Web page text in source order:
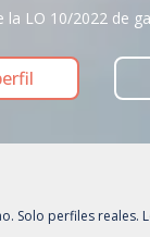
la LO 10/2022 de
. Solo perfiles reales.